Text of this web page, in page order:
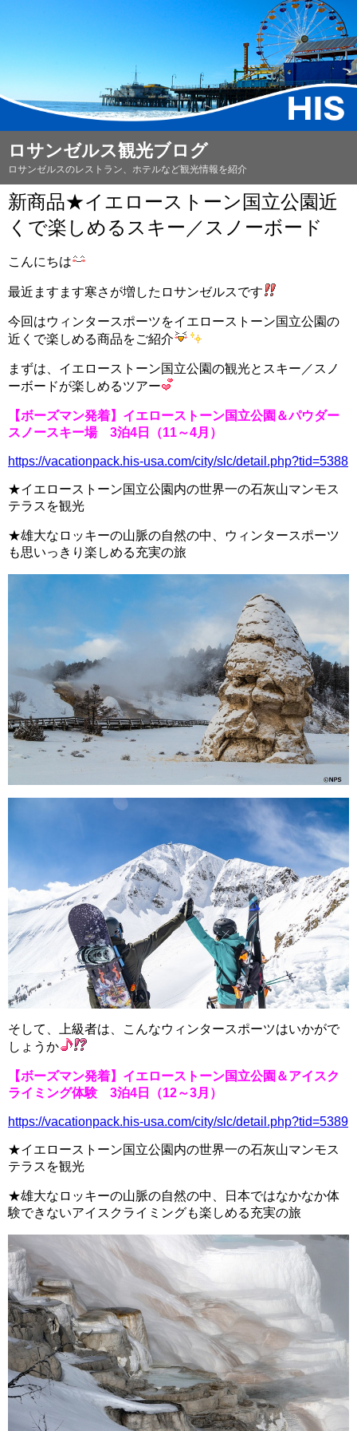
ロサンゼルス観光ブログ
ロサンゼルスのレストラン、ホテルなど観光情報を紹介
新商品★イエローストーン国立公園近
くで楽しめるスキー／スノーボード
こんにちは
最近ますます寒さが増したロサンゼルスです
今回はウィンタースポーツをイエローストーン国立公園の
近くで楽しめる商品をご紹介
まずは、イエローストーン国立公園の観光とスキー／スノ
ーボードが楽しめるツアー
【ボーズマン発着】イエローストーン国立公園＆パウダー
スノースキー場 3泊4日（11～4月）
https://vacationpack.his-usa.com/city/slc/detail.php?tid=5388
★イエローストーン国立公園内の世界一の石灰山マンモス
テラス を観光
★雄大なロッキーの山脈の自然の中、
ウィンタースポーツ
も思いっきり楽しめる充実の旅
そして、上級者は、こんなウィンタースポーツはいかがで
しょうか
【ボーズマン発着】イエローストーン国立公園＆アイスク
ライミング体験 3泊4日（12～3月）
https://vacationpack.his-usa.com/city/slc/detail.php?tid=5389
★イエローストーン国立公園内の世界一の石灰山マンモス
テラス を観光
★雄大なロッキーの山脈の自然の中、日本ではなかなか体
験できないアイスクライミングも楽しめる充実の旅